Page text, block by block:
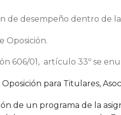
de desempeño dentro de
Oposición.
606/01, artículo 33º se
para Titulares,
de un programa de la